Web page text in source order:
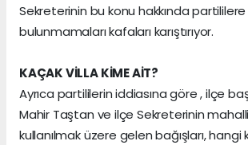
Sekreterinin bu konu hakkında
bulunmamaları kafaları karıştırıyor.
KAÇAK VİLLA KİME AİT?
Ayrıca partililerin iddiasına göre , ilçe
Mahir Taştan ve ilçe Sekreterinin
kullanılmak üzere gelen bağışları, hangi